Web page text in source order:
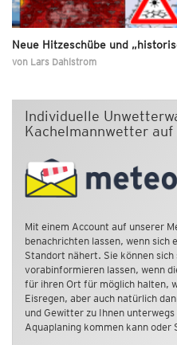
Neue Hitzeschübe und
von Lars Dahlstrom
Individuelle
Kachelmannwetter
Mit einem Account auf unserer
benachrichten lassen, wenn
Standort nähert. Sie können
vorabinformieren lassen, wenn
für ihren Ort für möglich halten,
Eisregen, aber auch natürlich
und Gewitter zu Ihnen
Aquaplaning kommen kann